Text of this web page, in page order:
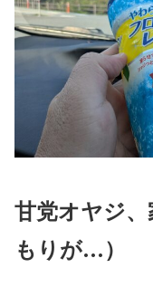
甘党オヤジ
もりが…）